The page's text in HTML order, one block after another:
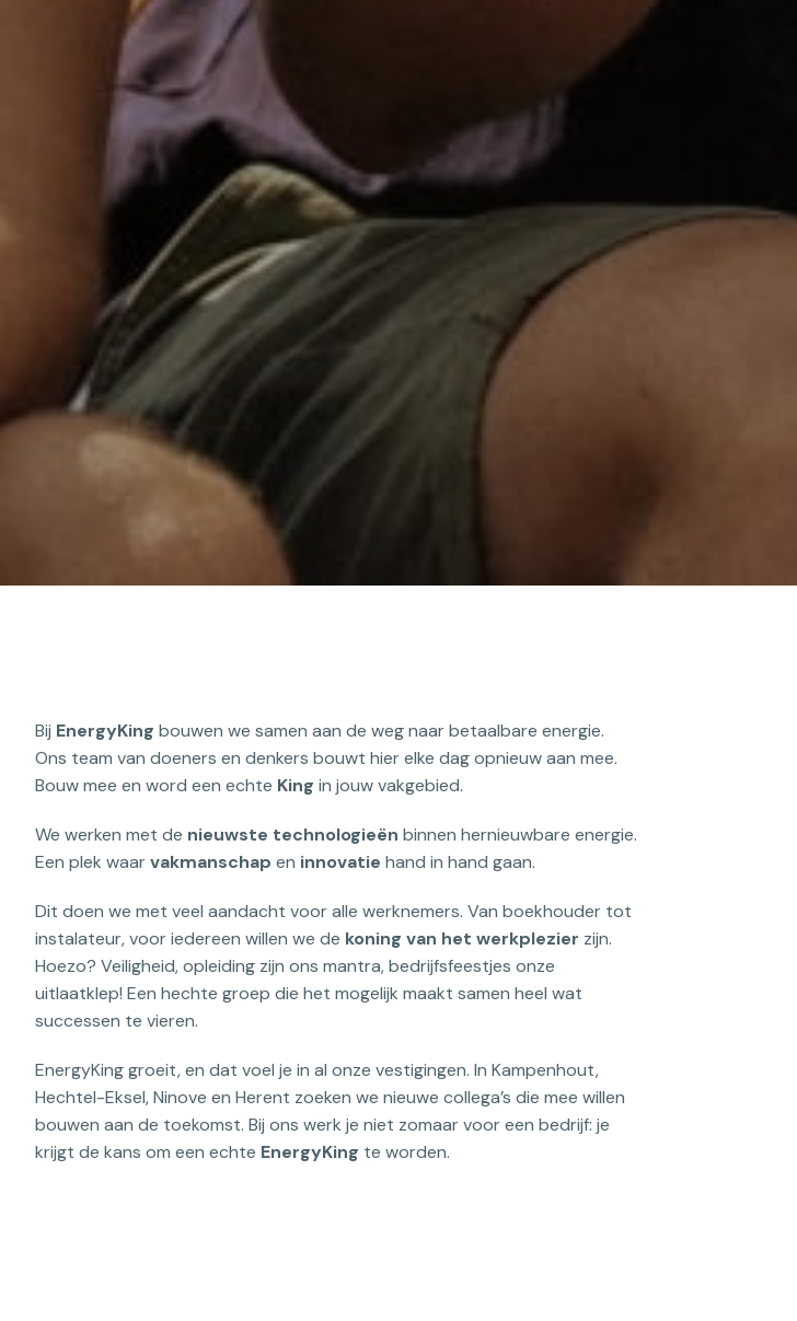
Bij EnergyKing bouwen we samen aan de weg naar betaalbare energie.
Ons team van doeners en denkers bouwt hier elke dag opnieuw aan mee.
Bouw mee en word een echte King in jouw vakgebied.
We werken met de nieuwste technologieën binnen hernieuwbare energie.
Een plek waar vakmanschap en innovatie hand in hand gaan.
Dit doen we met veel aandacht voor alle werknemers. Van boekhouder tot
instalateur, voor iedereen willen we de koning van het werkplezier zijn.
Hoezo? Veiligheid, opleiding zijn ons mantra, bedrijfsfeestjes onze
uitlaatklep! Een hechte groep die het mogelijk maakt samen heel wat
successen te vieren.
EnergyKing groeit, en dat voel je in al onze vestigingen. In Kampenhout,
Hechtel-Eksel, Ninove en Herent zoeken we nieuwe collega’s die mee willen
bouwen aan de toekomst. Bij ons werk je niet zomaar voor een bedrijf: je
krijgt de kans om een echte EnergyKing te worden.